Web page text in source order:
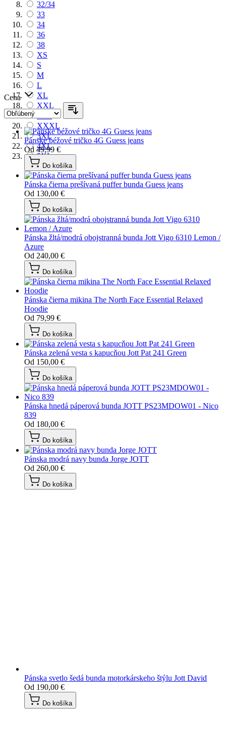
32/34
33
34
36
38
XS
S
M
L
XL
XXL
XXXL
3XL
4XL
5XL
Cena
Pánske béžové tričko 4G Guess jeans
Od 49,99 €
Do košíka
Pánska čierna prešívaná puffer bunda Guess jeans
Od 130,00 €
Do košíka
Pánska žltá/modrá obojstranná bunda Jott Vigo 6310 Lemon /
Azure
Od 240,00 €
Do košíka
Pánska čierna mikina The North Face Essential Relaxed
Hoodie
Od 79,99 €
Do košíka
Pánska zelená vesta s kapucňou Jott Pat 241 Green
Od 150,00 €
Do košíka
Pánska hnedá páperová bunda JOTT PS23MDOW01 - Nico
839
Od 180,00 €
Do košíka
Pánska modrá navy bunda Jorge JOTT
Od 260,00 €
Do košíka
Pánska svetlo šedá bunda motorkárskeho štýlu Jott David
Od 190,00 €
Do košíka